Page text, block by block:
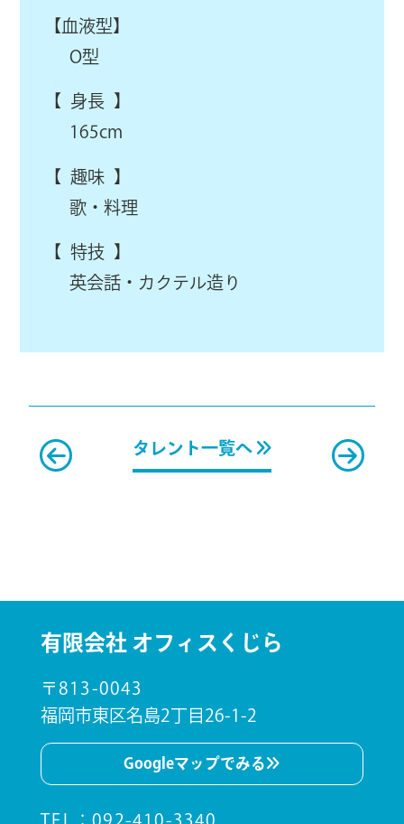
【血液型】
O型
【 身長 】
165cm
【 趣味 】
歌・料理
【 特技 】
英会話・カクテル造り
タレント一覧へ
有限会社 オフィスくじら
〒813-0043
福岡市東区名島2丁目26-1-2
Googleマップでみる
TEL ：092-410-3340